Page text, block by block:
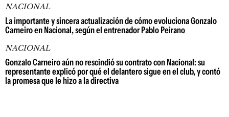
NACIONAL
La importante y sincera actualización de cómo evoluciona Gonzalo
Carneiro en Nacional, según el entrenador Pablo Peirano
NACIONAL
Gonzalo Carneiro aún no rescindió su contrato con Nacional: su
representante explicó por qué el delantero sigue en el club, y contó
la promesa que le hizo a la directiva